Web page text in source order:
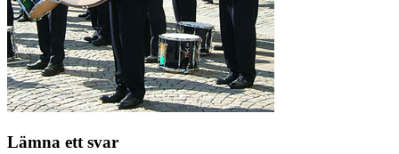
Lämna ett svar